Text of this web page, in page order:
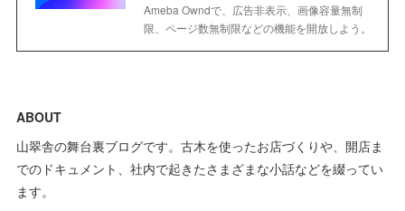
Ameba Owndで、広告非表示、画像容量無制
限、ページ数無制限などの機能を開放しよう。
ABOUT
山翠舎の舞台裏ブログです。古木を使ったお店づくりや、開店ま
でのドキュメント、社内で起きたさまざまな小話などを綴ってい
ます。